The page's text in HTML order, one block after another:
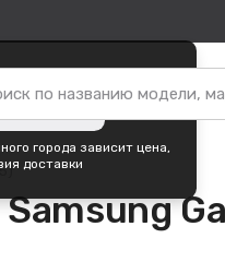
—
город
города зависит цена,
доставки